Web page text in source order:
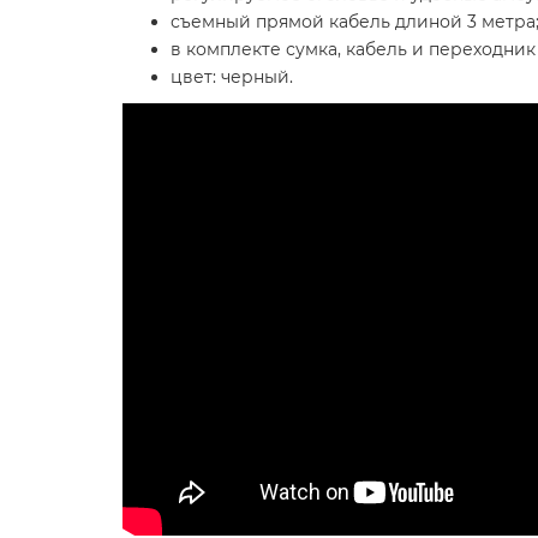
съемный прямой кабель длиной 3 метра;
в комплекте сумка, кабель и переходник
цвет: черный.